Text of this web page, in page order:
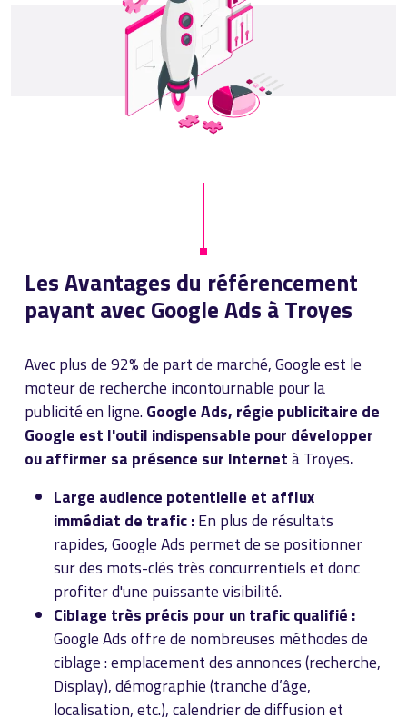
Les Avantages du référencement
payant avec Google Ads à Troyes
Avec plus de 92% de part de marché, Google est le
moteur de recherche incontournable pour la
publicité en ligne. Google Ads, régie publicitaire de
Google est l'outil indispensable pour développer
ou affirmer sa présence sur Internetà Troyes.
Large audience potentielle et afflux
immédiat de trafic :En plus de résultats
rapides, Google Ads permet de se positionner
sur des mots-clés très concurrentiels et donc
profiter d'une puissante visibilité.
Ciblage très précis pour un trafic qualifié :
Google Ads offre de nombreuses méthodes de
ciblage : emplacement des annonces (recherche,
Display), démographie (tranche d’âge,
localisation, etc.), calendrier de diffusion et